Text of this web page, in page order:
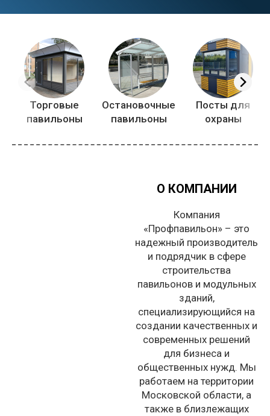
Торговые
павильоны
Остановочные
павильоны
Посты для
охраны
О КОМПАНИИ
Компания
«Профпавильон» – это
надежный производитель
и подрядчик в сфере
строительства
павильонов и модульных
зданий,
специализирующийся на
создании качественных и
современных решений
для бизнеса и
общественных нужд. Мы
работаем на территории
Московской области, а
также в близлежащих